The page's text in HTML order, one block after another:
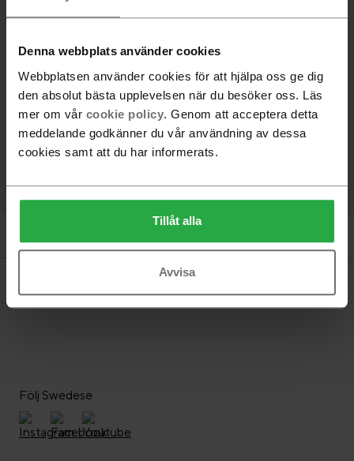
Denna webbplats använder cookies
Webbplatsen använder cookies för att hjälpa oss ge dig
den absolut bästa upplevelsen när du besöker oss. Läs
mer om vår cookie policy. Genom att acceptera detta
meddelande godkänner du vår användning av dessa
cookies samt att du har informerats.
Tillåt alla
Avvisa
Beställningsvara. Leveranstid 6-8 veckor
- +
Lägg i varukorg
Följ Swedese